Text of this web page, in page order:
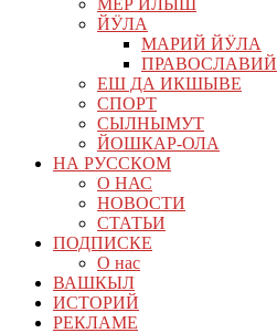
ЙӰЛА
МАРИЙ ЙӰЛА
ПРАВОСЛАВИЙ
ЕШ ДА ИКШЫВЕ
СПОРТ
СЫЛНЫМУТ
ЙОШКАР-ОЛА
НА РУССКОМ
О НАС
НОВОСТИ
СТАТЬИ
ПОДПИСКЕ
О нас
ВАШКЫЛ
ИСТОРИЙ
РЕКЛАМЕ